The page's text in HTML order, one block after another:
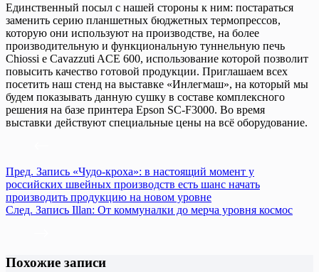
Единственный посыл с нашей стороны к ним: постараться
заменить серию планшетных бюджетных термопрессов,
которую они используют на производстве, на более
производительную и функциональную туннельную печь
Chiossi e Cavazzuti ACE 600, использование которой позволит
повысить качество готовой продукции. Приглашаем всех
посетить наш стенд на выставке «Инлегмаш», на который мы
будем показывать данную сушку в составе комплексного
решения на базе принтера Epson SC-F3000. Во время
выставки действуют специальные цены на всё оборудование.
Пред. Запись «Чудо-кроха»: в настоящий момент у
российских швейных производств есть шанс начать
производить продукцию на новом уровне
След. Запись Illan: От коммуналки до мерча уровня космос
Похожие записи